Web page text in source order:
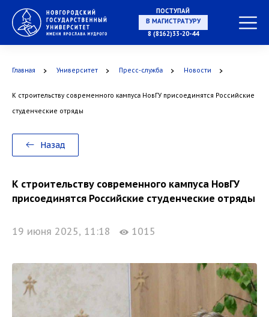
ПОСТУПАЙ
НА СПЕЦИАЛИТЕТ
В МАГИСТРАТУРУ
8 (8162)33-20-44
Главная Университет Пресс-служба Новости
К строительству современного кампуса НовГУ присоединятся Российские
студенческие отряды
Назад
К строительству современного кампуса НовГУ
присоединятся Российские студенческие отряды
19 июня 2025, 11:18 1015